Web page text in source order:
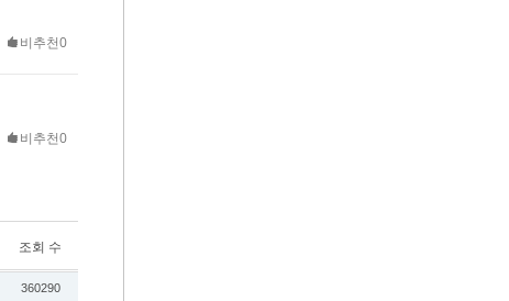
비추천0
비추천0
조회 수
360290